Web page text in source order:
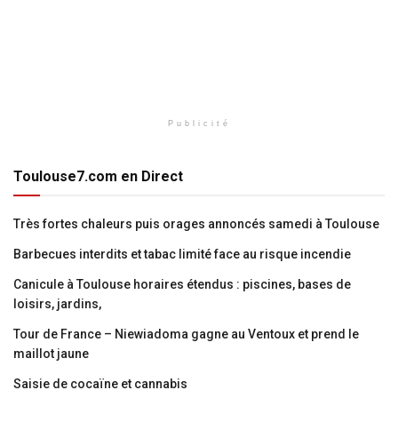
Publicité
Toulouse7.com en Direct
Très fortes chaleurs puis orages annoncés samedi à Toulouse
Barbecues interdits et tabac limité face au risque incendie
Canicule à Toulouse horaires étendus : piscines, bases de
loisirs, jardins,
Tour de France – Niewiadoma gagne au Ventoux et prend le
maillot jaune
Saisie de cocaïne et cannabis